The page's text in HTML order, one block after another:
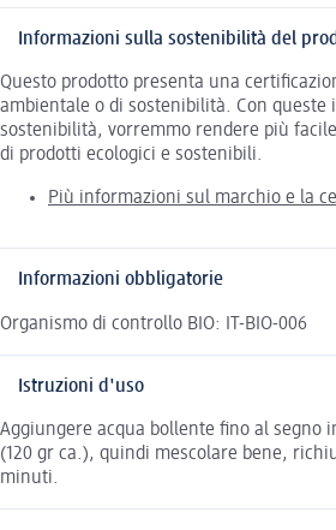
Informazioni sulla sostenibilità del
Questo prodotto presenta una
ambientale o di sostenibilità. Con queste
sostenibilità, vorremmo rendere più
di prodotti ecologici e sostenibili.
Più informazioni sul marchio e la
Informazioni obbligatorie
Organismo di controllo BIO: IT-BIO-006
Istruzioni d'uso
Aggiungere acqua bollente fino al segno
(120 gr ca.), quindi mescolare bene,
minuti.